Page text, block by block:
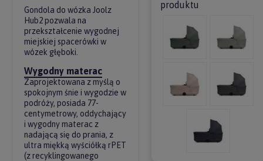
Gondola do wózka Joolz
Hub2 pozwala na
przekształcenie wygodnej
miejskiej spacerówki w
wózek głęboki.
Wygodny materac
Zaprojektowana z myślą o
spokojnym śnie i wygodzie w
podróży, posiada 77-
centymetrowy, oddychający
i wygodny materac z
nadającą się do prania, z
ultra miękką wyściółką rPET
(z recyklingowanego
produktu